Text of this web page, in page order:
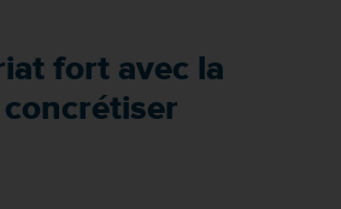
fort avec la